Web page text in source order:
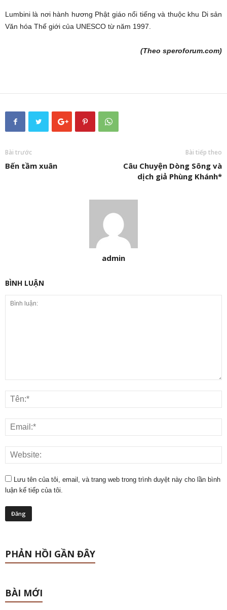
Lumbini là nơi hành hương Phật giáo nổi tiếng và thuộc khu Di sản
Văn hóa Thế giới của UNESCO từ năm 1997.
(Theo speroforum.com)
Bài trước
Bến tầm xuân
Bài tiếp theo
Câu Chuyện Dòng Sông và
dịch giả Phùng Khánh*
admin
BÌNH LUẬN
Lưu tên của tôi, email, và trang web trong trình duyệt này cho lần bình
luận kế tiếp của tôi.
PHẢN HỒI GẦN ĐÂY
BÀI MỚI